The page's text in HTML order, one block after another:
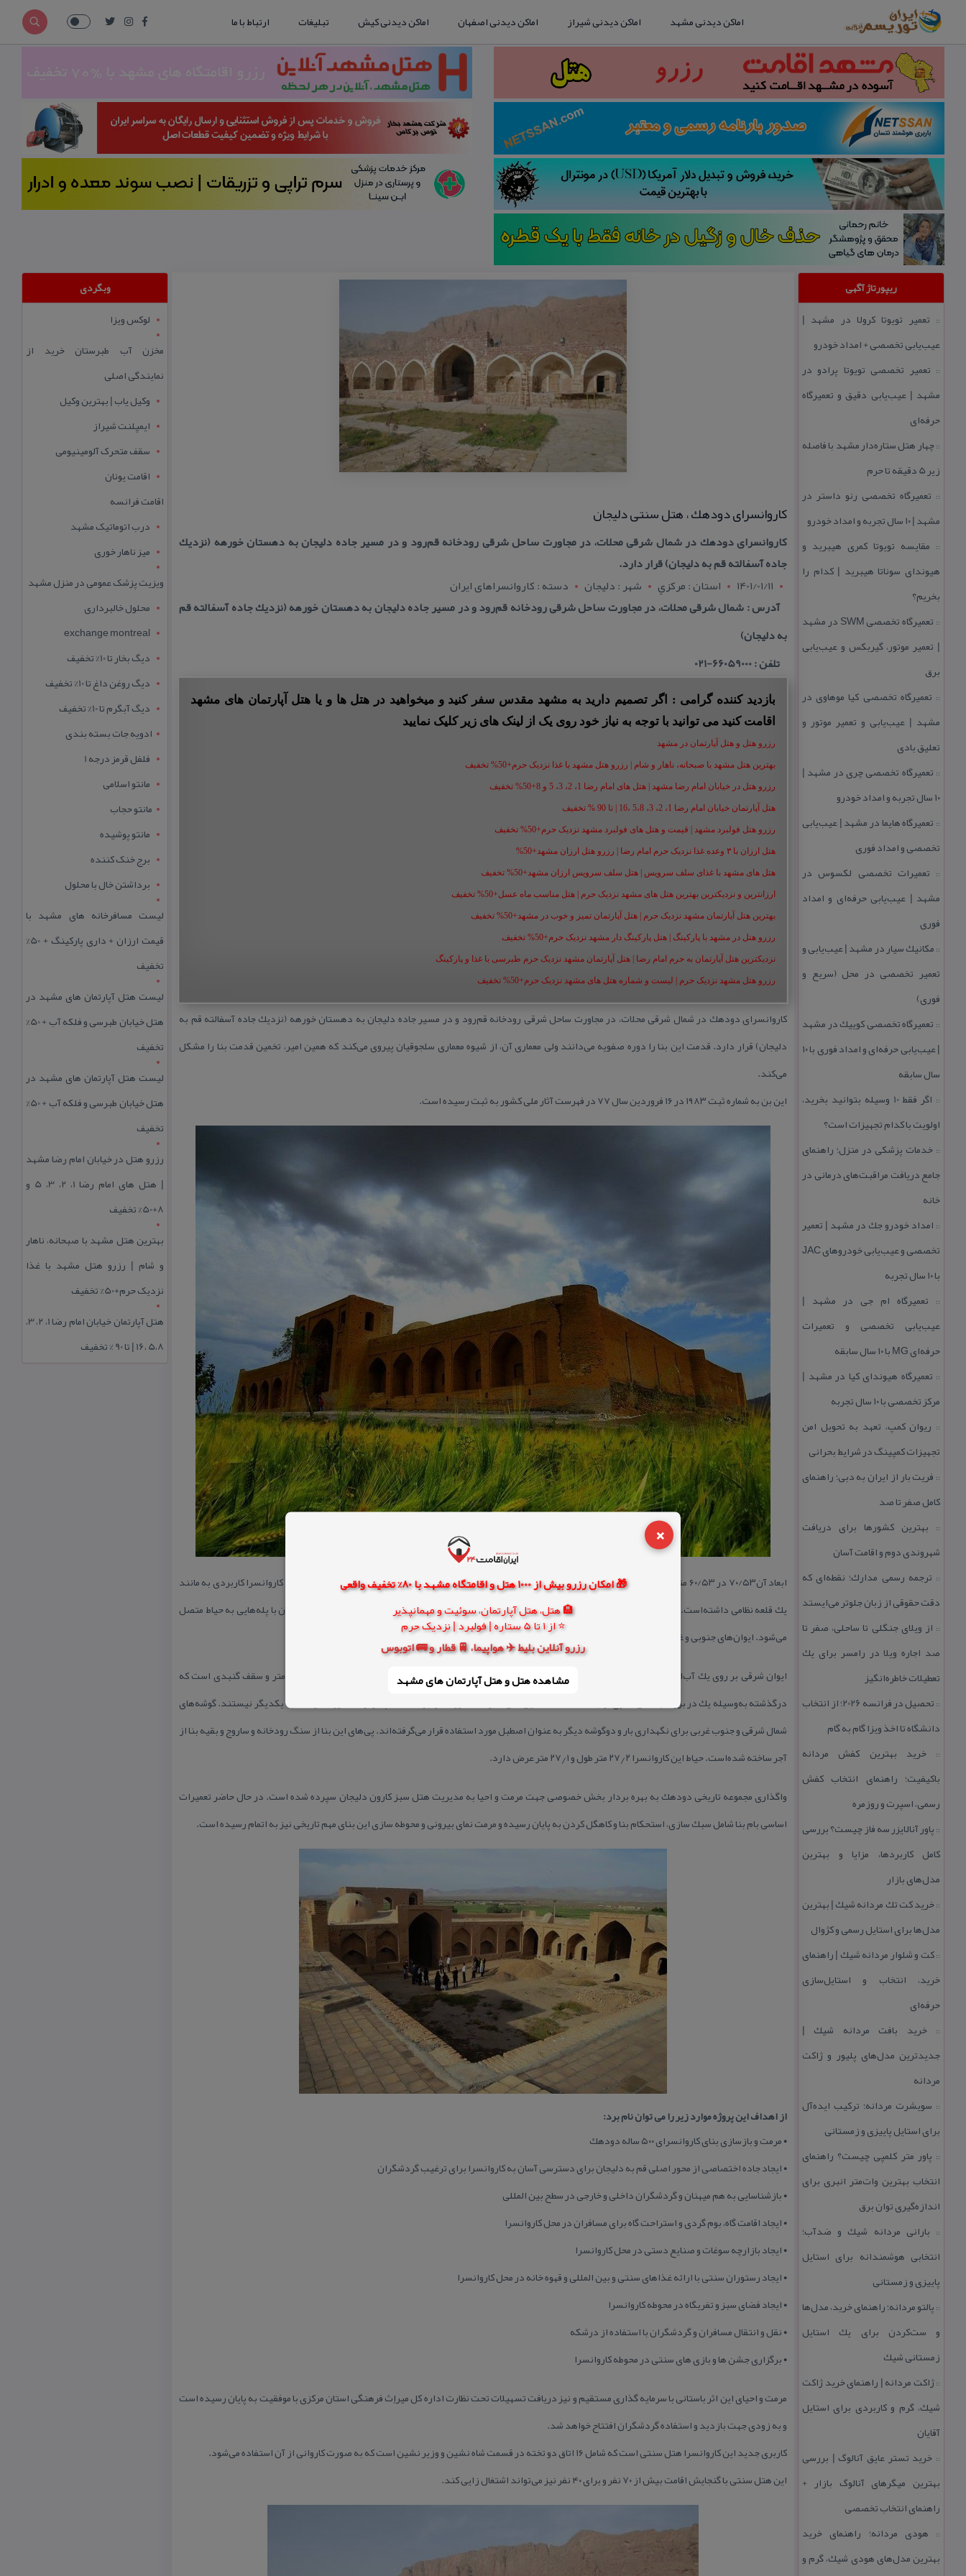
×
🎁 امکان رزرو بیش از 1000 هتل و اقامتگاه مشهد با 80% تخفیف واقعی
🏨 هتل، هتل آپارتمان، سوئیت و مهمانپذیر
⭐ از 1 تا 5 ستاره | فولبرد | نزدیک حرم
رزرو آنلاین بلیط ✈️ هواپیما، 🚆 قطار و 🚌 اتوبوس
مشاهده هتل و هتل‌ آپارتمان های مشهد
اماکن دیدنی مشهد اماکن دیدنی شیراز اماکن دیدنی اصفهان اماکن دیدنی کیش تبلیغات ارتباط با ما
ریپورتاژ آگهی
:: تعمیر تویوتا كرولا در مشهد |
عیب‌یابی تخصصی + امداد خودرو
:: تعمیر تخصصی تویوتا پرادو در
مشهد | عیب‌یابی دقیق و تعمیرگاه
حرفه‌ای
::چهار هتل‌ ستاره‌دار مشهد با فاصله
زیر 5 دقیقه تا حرم
:: تعمیرگاه تخصصی رنو داستر در
مشهد | ۱۰ سال تجربه و امداد خودرو
:: مقایسه تویوتا كمری هیبرید و
هیوندای سوناتا هیبرید | كدام را
بخریم؟
::
تعمیرگاه تخصصی SWM در مشهد
| تعمیر موتور، گیربكس و عیب‌یابی
برق
:: تعمیرگاه تخصصی كیا موهاوی در
مشهد | عیب‌یابی و تعمیر موتور و
تعلیق بادی
:: تعمیرگاه تخصصی چری در مشهد |
۱۰ سال تجربه و امداد خودرو
:: تعمیرگاه هایما در مشهد | عیب‌یابی
تخصصی و امداد فوری
:: تعمیرات تخصصی لكسوس در
مشهد | عیب‌یابی حرفه‌ای و امداد
فوری
:: مكانیك سیار در مشهد | عیب‌یابی و
تعمیر تخصصی در محل (سریع و
فوری)
:: تعمیرگاه تخصصی كوییك در مشهد
| عیب‌یابی حرفه‌ای و امداد فوری با ۱۰
سال سابقه
::
اگر فقط 10 وسیله بتوانید بخرید،
اولویت با كدام تجهیزات است؟
:: خدمات پزشكی در منزل؛ راهنمای
جامع دریافت مراقبت‌های درمانی در
خانه
:: امداد خودرو جك در مشهد | تعمیر
تخصصی و عیب‌یابی خودروهای JAC
با ۱۰ سال تجربه
:: تعمیرگاه ام جی در مشهد |
عیب‌یابی تخصصی و تعمیرات
حرفه‌ای MG با ۱۰ سال سابقه
:: تعمیرگاه هیوندای كیا در مشهد |
مركز تخصصی با ۱۰ سال تجربه
:: ریوان كمپ، تعهد به تحویل امن
تجهیزات كمپینگ در شرایط بحرانی
:: فریت بار از ایران به دبی؛ راهنمای
كامل صفر تا صد
:: بهترین كشورها برای دریافت
شهروندی دوم و اقامت آسان
:: ترجمه رسمی مدارك؛ نقطه‌ای كه
دقت حقوقی از زبان جلوتر می‌ایستد
:: از ویلای جنگلی تا ساحلی، صفر تا
صد اجاره ویلا در رامسر برای یك
تعطیلات خاطره‌انگیز
::
تحصیل در فرانسه 2026؛ از انتخاب
دانشگاه تا اخذ ویزا گام به گام
::خرید بهترین كفش مردانه
باكیفیت؛ راهنمای انتخاب كفش
رسمی، اسپرت و روزمره
:: پاور آنالایزر سه فاز چیست؟ بررسی
كامل كاربردها، مزایا و بهترین
مدل‌های بازار
::خرید كت تك مردانه شیك | بهترین
مدل‌ها برای استایل رسمی و كژوال
::كت و شلوار مردانه شیك | راهنمای
خرید، انتخاب و استایل‌سازی
حرفه‌ای
::خرید بافت مردانه شیك |
جدیدترین مدل‌های پلیور و ژاكت
مردانه
:: سویشرت مردانه؛ تركیب ایده‌آل
برای استایل پاییزی و زمستانی
:: پاور متر كلمپی چیست؟ راهنمای
انتخاب بهترین وات‌متر انبری برای
اندازه‌گیری توان برق
:: بارانی مردانه شیك و ضدآب؛
انتخابی هوشمندانه برای استایل
پاییزی و زمستانی
:: پالتو مردانه؛ راهنمای خرید، مدل‌ها
و ست‌كردن برای یك استایل
زمستانی شیك
::ژاكت مردانه | راهنمای خرید ژاكت
شیك، گرم و كاربردی برای استایل
آقایان
:: خرید تستر عایق آنالوگ | بررسی
بهترین میگرهای آنالوگ بازار +
راهنمای انتخاب تخصصی
:: هودی مردانه؛ راهنمای خرید
بهترین مدل‌های هودی شیك، گرم و
كاروانسرای دودهك ، هتل سنتی دلیجان
كاروانسرای دودهك در شمال شرقی محلات، در مجاورت ساحل شرقی رودخانه قم‌رود و در مسیر جاده دلیجان به دهستان خورهه (نزدیك
جاده آسفالته قم به دلیجان) قرار دارد.
1401/01/11
استان : مرکزي شهر : دليجان
دسته : كاروانسراهای ایران
آدرس : شمال شرقی محلات، در مجاورت ساحل شرقی رودخانه قم‌رود و در مسیر جاده دلیجان به دهستان خورهه (نزدیك جاده آسفالته قم
به دلیجان)
تلفن : 66059000-021
بازدید کننده گرامی : اگر تصمیم دارید به مشهد مقدس سفر کنید و میخواهید در هتل ها و یا هتل آپارتمان های مشهد
اقامت کنید می توانید با توجه به نیاز خود روی یک از لینک های زیر کلیک نمایید
رزرو هتل و هتل آپارتمان در مشهد
بهترین هتل مشهد با صبحانه، ناهار و شام | رزرو هتل مشهد با غذا نزدیک حرم+50% تخفیف
رزرو هتل در خیابان امام رضا مشهد | هتل‌ های امام رضا 1، 2، 3، 5 و 8+50% تخفیف
هتل آپارتمان خیابان امام رضا 1، 2، 3، 5،8 ،16 | تا 90 % تخفیف
رزرو هتل فولبرد مشهد | قیمت و هتل های فولبرد مشهد نزدیک حرم+50% تخفیف
هتل ارزان با ۳ وعده غذا نزدیک حرم امام رضا | رزرو هتل ارزان مشهد+50%
هتل های مشهد با غذای سلف سرویس | هتل سلف سرویس ارزان مشهد+50% تخفیف
ارزانترین و نزدیکترین بهترین هتل های مشهد نزدیک حرم | هتل مناسب ماه عسل+50% تخفیف
بهترین هتل آپارتمان مشهد نزدیک حرم | هتل آپارتمان تمیز و خوب در مشهد+50% تخفیف
رزرو هتل در مشهد با پارکینگ | هتل پارکینگ دار مشهد نزدیک حرم+50% تخفیف
نزدیکترین هتل آپارتمان به حرم امام رضا | هتل آپارتمان مشهد نزدیک حرم طبرسی با غذا و پارکینگ
رزرو هتل مشهد نزدیک حرم | لیست و شماره هتل های مشهد نزدیک حرم+50% تخفیف
كاروانسرای دودهك در شمال شرقی محلات، در مجاورت ساحل شرقی رودخانه قم‌رود و در مسیر جاده دلیجان به دهستان خورهه (نزدیك جاده آسفالته قم به
دلیجان) قرار دارد. قدمت این بنا را دوره صفویه می‌دانند ولی معماری آن، از شیوه معماری سلجوقیان پیروی می‌كند كه همین امیر، تخمین قدمت بنا را مشكل
می‌كند.
این بن به شماره ثبت ۱۹۸۳ در ۱۶ فروردین سال ۷۷ در فهرست آثار ملی كشور به ثبت رسیده است.
ابعاد آن۷۰/۵۳ در ۶۰/۵۳ متر است و در هر یك از دیوارهای شمالی و شرقی و غربی آن سه برج دیده‌بانی تعبیه شده كه نشان می‌دهد كاروانسرا كاربردی به مانند
یك قلعه نظامی داشته‌است. پس از عبور از دروازه ورودی كاروانسرا، ایوانی به طول ۱۱٫۳ متر و پهنای ۳٫۹ متر وجود دارد كه انتهای آن با پله‌هایی به حیاط متصل
می‌شود. ایوان‌های جنوبی و غربی آن كه بعد از ایجاد بنا ساخته شده‌اند، دارای فرورفتگی‌هایی در دیوار هستند.
ایوان شرقی بر روی یك آب‌انبار زیرزمینی ساخته شده‌است. در سمت راست ایوان دو اتاق ساخته شده كه اولی مربعی با ضع ۴٫۸ متر و سقف گنبدی است كه
درگذشته به‌وسیله یك در بزرگ به اتاق كناری ارتباط داشته‌است. این اتاق نمازخانه كاروانسرا بوده‌است. چهارگوشه كاروانسرا مشابه یكدیگر نیستند. گوشه‌های
شمال شرقی و جنوب غربی برای نگهداری بار و دوگوشه دیگر به عنوان اصطبل مورد استفاده قرار می‌گرفته‌اند. پی‌های این بنا از سنگ رودخانه و ساروج و بقیه بنا از
آجر ساخته شده‌است. حیاط این كاروانسرا ۲۷٫۲ متر طول و ۲۷٫۱ متر عرض دارد.
واگذاری مجموعه تاریخی دودهك به بهره بردار بخش خصوصی جهت مرمت و احیا به مدیریت هتل سبز كارون دلیجان سپرده شده است. در حال حاضر تعمیرات
اساسی بام بنا شامل سبك سازی، استحكام بنا و كاهگل كردن به پایان رسیده و مرمت نمای بیرونی و محوطه سازی این بنای مهم تاریخی نیز به اتمام رسیده است.
از اهداف این پروژه موارد زیر را می توان نام برد:
• مرمت و بازسازی بنای كاروانسرای ۵۰۰ ساله دودهك
• ایجاد جاده اختصاصی از محور اصلی قم به دلیجان برای دسترسی آسان به كاروانسرا برای ترغیب گردشگران
• بازشناسایی به هم میهنان و گردشگران داخلی و خارجی در سطح بین المللی
• ایجاد اقامت گاه، بوم گردی و استراحت گاه برای مسافران در محل كاروانسرا
• ایجاد بازارچه سوغات و صنایع دستی در محل كاروانسرا
• ایجاد رستوران سنتی با ارائه غذاهای سنتی و بین المللی و قهوه خانه در محل كاروانسرا
• ایجاد فضای سبز و تفریگاه در محوطه كاروانسرا
• نقل و انتقال مسافران و گردشگران با استفاده از درشكه
• برگزاری جشن ها و بازی های سنتی در محوطه كاروانسرا
مرمت و احیای این اثر باستانی با سرمایه گذاری مستقیم و نیز دریافت تسهیلات تحت نظارت اداره كل میراٍث فرهنگی استان مركزی با موفقیت به پایان رسیده است
و به زودی جهت بازدید و استفاده گردشگران افتتاح خواهد شد.
كاربری جدید این كاروانسرا هتل سنتی است كه شامل ۱۶ اتاق دو تخته در قسمت شاه نشین و وزیر نشین است كه به صورت كاروانی از آن استفاده می‌شود.
این هتل سنتی با گنجایش اقامت بیش از ۷۰ نفر و برای ۴۰ نفر نیز می‌تواند اشتغال زایی كند.
وبگردی
لوکس ویزا
مخزن آب طبرستان خرید از
نمایندگی اصلی
وکیل یاب | بهترین وکیل
ایمپلنت شیراز
سقف متحرک آلومینیومی
اقامت یونان
اقامت فرانسه
درب اتوماتیک مشهد
میز ناهار خوری
ویزیت پزشک عمومی در منزل مشهد
محلول خالبرداری
exchange montreal
دیگ بخار تا 10% تخفیف
دیگ روغن داغ تا 10% تخفیف
دیگ آبگرم تا 10% تخفیف
ادویه جات بسته بندی
فلفل قرمز درجه 1
مانتو اسلامی
مانتو حجاب
مانتو پوشیده
برج خنک کننده
برداشتن خال با محلول
لیست مسافرخانه های مشهد با
قیمت ارزان + داری پارکینگ + 50%
تخفیف
لیست هتل آپارتمان های مشهد در
هتل خیابان طبرسی و فلکه آب + 50%
تخفیف
لیست هتل آپارتمان های مشهد در
هتل خیابان طبرسی و فلکه آب + 50%
تخفیف
رزرو هتل در خیابان امام رضا مشهد
| هتل‌ های امام رضا 1، 2، 3، 5 و
8+50% تخفیف
بهترین هتل مشهد با صبحانه، ناهار
و شام | رزرو هتل مشهد با غذا
نزدیک حرم+50% تخفیف
هتل آپارتمان خیابان امام رضا 1، 2، 3،
5،8 ،16 | تا 90 % تخفیف